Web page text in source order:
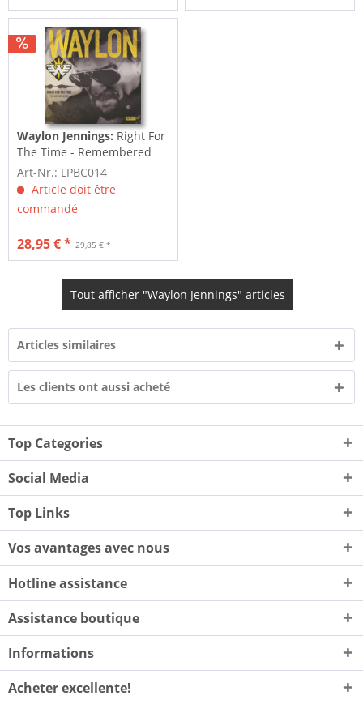
Waylon Jennings: Right For
The Time - Remembered
(LP)
Art-Nr.: LPBC014
Article doit être
commandé
29,85 € *
28,95 € *
Tout afficher "Waylon Jennings" articles
Articles similaires
Les clients ont aussi acheté
Top Categories
Social Media
Top Links
Vos avantages avec nous
Hotline assistance
Assistance boutique
Informations
Acheter excellente!